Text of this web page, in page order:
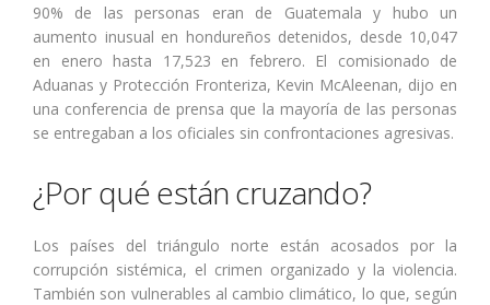
90% de las personas eran de Guatemala y hubo un
aumento inusual en hondureños detenidos, desde 10,047
en enero hasta 17,523 en febrero. El comisionado de
Aduanas y Protección Fronteriza, Kevin McAleenan, dijo en
una conferencia de prensa que la mayoría de las personas
se entregaban a los oficiales sin confrontaciones agresivas.
¿Por qué están cruzando?
Los países del triángulo norte están acosados ​​por la
corrupción sistémica, el crimen organizado y la violencia.
También son vulnerables al cambio climático, lo que, según